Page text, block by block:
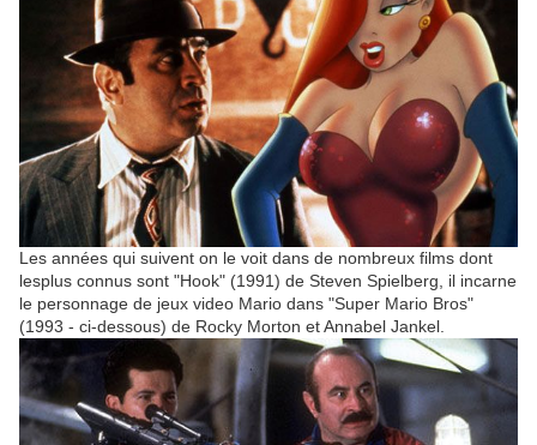
Les années qui suivent on le voit dans de nombreux films dont
lesplus connus sont "Hook" (1991) de Steven Spielberg, il incarne
le personnage de jeux video Mario dans "Super Mario Bros"
(1993 - ci-dessous) de Rocky Morton et Annabel Jankel.